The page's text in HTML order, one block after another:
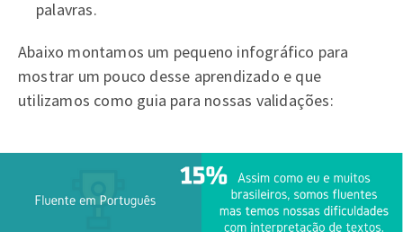
palavras.
Abaixo montamos um pequeno infográfico para
mostrar um pouco desse aprendizado e que
utilizamos como guia para nossas validações: